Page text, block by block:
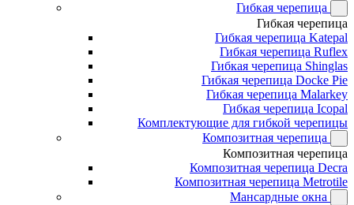
Гибкая черепица
Гибкая черепица
Гибкая черепица Katepal
Гибкая черепица Ruflex
Гибкая черепица Shinglas
Гибкая черепица Docke Pie
Гибкая черепица Malarkey
Гибкая черепица Icopal
Комплектующие для гибкой черепицы
Композитная черепица
Композитная черепица
Композитная черепица Decra
Композитная черепица Metrotile
Мансардные окна